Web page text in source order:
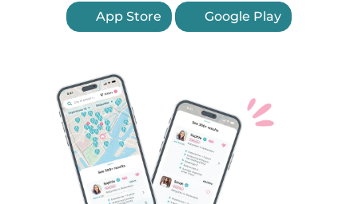
App Store Google Play